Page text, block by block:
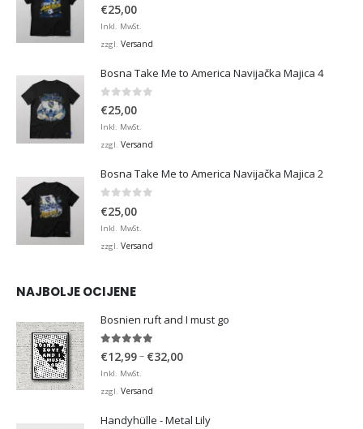
€25,00
Inkl. MwSt.
zzgl. Versand
Bosna Take Me to America Navijačka Majica 4
0 von 5
€25,00
Inkl. MwSt.
zzgl. Versand
Bosna Take Me to America Navijačka Majica 2
€25,00
Inkl. MwSt.
zzgl. Versand
NAJBOLJE OCIJENE
Bosnien ruft and I must go
5.00von 5
€12,99– €32,00Preisspanne:
Inkl. MwSt.
zzgl. Versand
Handyhülle - Metal Lily